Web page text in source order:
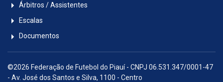
Árbitros / Assistentes
Escalas
Documentos
©2026 Federação de Futebol do Piauí - CNPJ 06.531.347/0001-47
- Av. José dos Santos e Silva, 1100 - Centro